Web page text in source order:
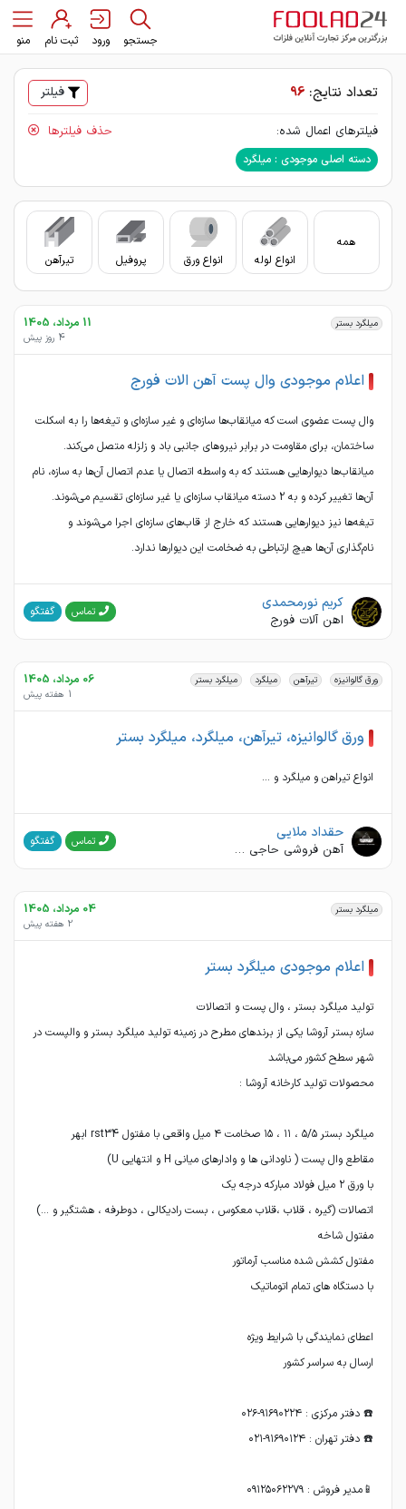
جستجو ورود ثبت نام منو
تعداد نتایج: 96 فیلتر
فیلترهای اعمال شده: حذف فیلترها
دسته اصلی موجودی : میلگرد
همه
انواع لوله
انواع ورق پروفیل تیرآهن
میلگرد بستر 11 مرداد، 1405
4 روز پیش
اعلام موجودی وال پست آهن الات فورج
وال پست عضوی است که میانقاب‌ها سازه‌ای و غیر سازه‌ای و تیغه‌ها را به اسکلت
ساختمان، برای مقاومت در برابر نیروهای جانبی باد و زلزله متصل می‌کند.
میانقاب‌ها دیوارهایی هستند که به واسطه اتصال یا عدم اتصال آن‌ها به سازه، نام
آن‌ها تغییر کرده و به 2 دسته میانقاب سازه‌ای یا غیر سازه‌ای تقسیم می‌شوند.
تیغه‌ها نیز دیوارهایی هستند که خارج از قاب‌های سازه‌ای اجرا می‌شوند و
نام‌گذاری آن‌ها هیچ ارتباطی به ضخامت این دیوارها ندارد.
کریم نورمحمدی
اهن آلات فورج تماس گفتگو
ورق گالوانیزه تیرآهن میلگرد میلگرد بستر 06 مرداد، 1405
1 هفته پیش
ورق گالوانیزه، تیرآهن، میلگرد، میلگرد بستر
انواع تیراهن و میلگرد و ...
حقداد ملایی
آهن فروشی حاجی حقداد ملایی و پسران تماس گفتگو
میلگرد بستر 04 مرداد، 1405
2 هفته پیش
اعلام موجودی میلگرد بستر
سازه بستر آروشا یکی از برندهای مطرح در زمینه تولید میلگرد بستر و والپست در